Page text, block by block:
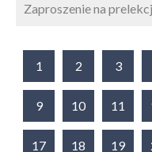
Zaproszenie na
1 2 3
9 10 11
17 18 19